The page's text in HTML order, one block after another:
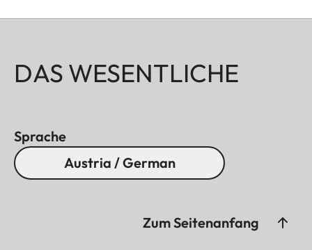
DAS WESENTLICHE
Sprache
Austria / German
Zum Seitenanfang